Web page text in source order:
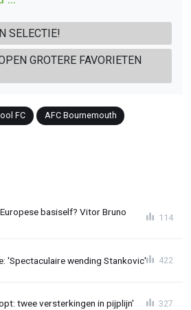
SELECTIE!
GROTERE FAVORIETEN
FC AFC Bournemouth
basiself? Vitor Bruno
114
'Spectaculaire wending Stankovic' 422
twee versterkingen in pijplijn' 327